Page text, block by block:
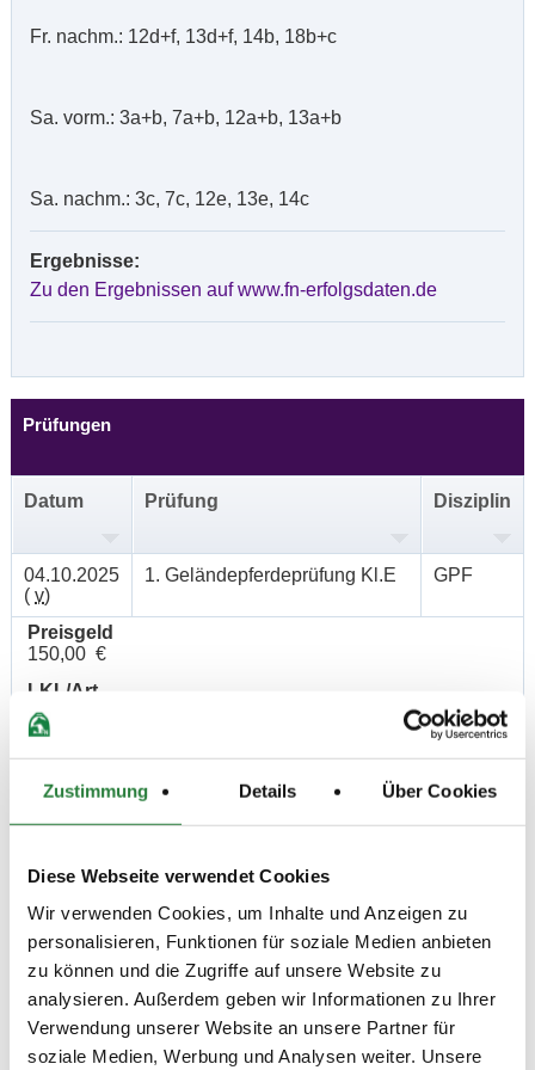
Zustimmung Details Über Cookies
Diese Webseite verwendet Cookies
Wir verwenden Cookies, um Inhalte und Anzeigen zu
personalisieren, Funktionen für soziale Medien anbieten
zu können und die Zugriffe auf unsere Website zu
analysieren. Außerdem geben wir Informationen zu Ihrer
Verwendung unserer Website an unsere Partner für
soziale Medien, Werbung und Analysen weiter. Unsere
Fr. nachm.: 12d+f, 13d+f, 14b, 18b+c
Sa. vorm.: 3a+b, 7a+b, 12a+b, 13a+b
Sa. nachm.: 3c, 7c, 12e, 13e, 14c
Ergebnisse:
Zu den Ergebnissen auf www.fn-erfolgsdaten.de
Prüfungen
Datum Prüfung Disziplin
04.10.2025
( v)
1. Geländepferdeprüfung Kl.E GPF
Preisgeld
150,00 €
LKL/Art
1 2 3 4 5 6 LP
04.10.2025
2. Geländepferdeprfg Kl.A* GPF
LKL/Art
04.10.2025
(
3. Komb. Prüfung Kl.A** GEV
Preisgeld
150,00 €
LKL/Art